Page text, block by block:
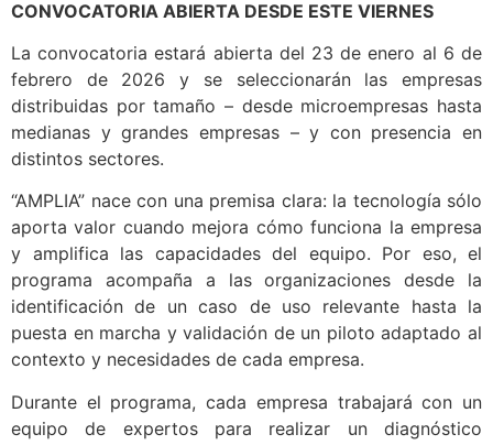
CONVOCATORIA ABIERTA DESDE ESTE VIERNES
La convocatoria estará abierta del 23 de enero al 6 de
febrero de 2026 y se seleccionarán las empresas
distribuidas por tamaño – desde microempresas hasta
medianas y grandes empresas – y con presencia en
distintos sectores.
“AMPLIA” nace con una premisa clara: la tecnología sólo
aporta valor cuando mejora cómo funciona la empresa
y amplifica las capacidades del equipo. Por eso, el
programa acompaña a las organizaciones desde la
identificación de un caso de uso relevante hasta la
puesta en marcha y validación de un piloto adaptado al
contexto y necesidades de cada empresa.
Durante el programa, cada empresa trabajará con un
equipo de expertos para realizar un diagnóstico